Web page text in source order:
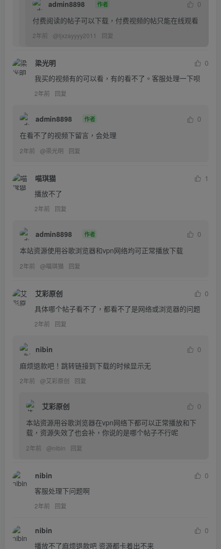
admin8898 作者
0
付费阅读的帖子可以下载，付费视频的帖只能在线观看
2年前 @ljxzayyyy2011 回复
梁光明
0
我买的视频有的可以看，有的看不了。客服处理一下呗
2年前 回复
admin8898 作者
0
在看不了的视频下留言，会处理
2年前 @梁光明 回复
喵琪猫
1
播放不了
2年前 回复
admin8898 作者
0
本站资源使用谷歌浏览器和vpn网络均可正常播放下载
2年前 @喵琪猫 回复
艾彩原创
0
具体哪个帖子看不了，都看不了是网络或浏览器的问题
2年前 回复
nibin
0
麻烦退款吧！跳转链接到下载的时候显示无
2年前 @艾彩原创 回复
艾彩原创
0
本站资源用谷歌浏览器在vpn网络下都可以正常播放和下
载，资源失效了也会补，你说的是哪个帖子不行呢
2年前 @nibin 回复
nibin
0
客服处理下问题啊
2年前 回复
nibin
0
播放不了麻烦退款吧 资源都卡着出不来